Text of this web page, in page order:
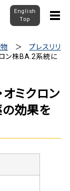
English
Top
プレスリリ
ン株BA.2系統に
ミクロン
効果を